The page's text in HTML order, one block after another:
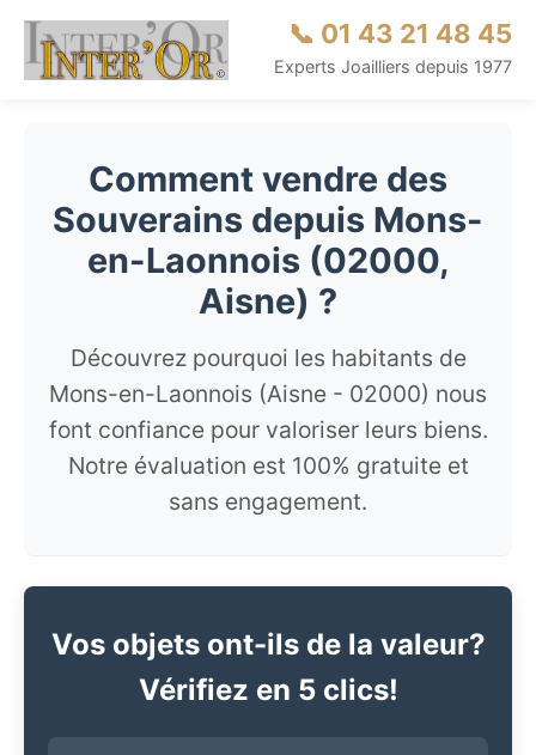
📞 01 43 21 48 45
Experts Joailliers depuis 1977
Comment vendre des
Souverains depuis Mons-
en-Laonnois (02000,
Aisne) ?
Découvrez pourquoi les habitants de
Mons-en-Laonnois (Aisne - 02000) nous
font confiance pour valoriser leurs biens.
Notre évaluation est 100% gratuite et
sans engagement.
Vos objets ont-ils de la valeur?
Vérifiez en 5 clics!